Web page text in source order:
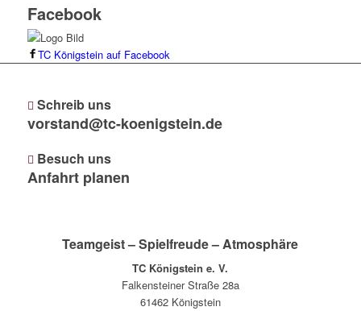
Facebook
TC Königstein auf Facebook
Schreib uns
vorstand@tc-koenigstein.de
Besuch uns
Anfahrt planen
Teamgeist – Spielfreude – Atmosphäre
TC Königstein e. V.
Falkensteiner Straße 28a
61462 Königstein